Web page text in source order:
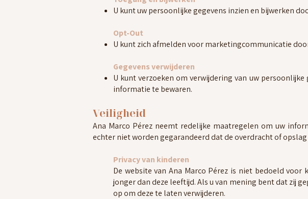
U kunt uw persoonlijke gegevens inzien en bijwerken
Opt-Out
U kunt zich afmelden voor marketingcommunicatie
Gegevens verwijderen
U kunt verzoeken om verwijdering van uw
informatie te bewaren.
Veiligheid
Ana Marco Pérez neemt redelijke maatregelen om uw
echter niet worden gegarandeerd dat de overdracht of opslag
Privacy van kinderen
De website van Ana Marco Pérez is niet bedoeld
jonger dan deze leeftijd. Als u van mening bent dat zij
op om deze te laten verwijderen.